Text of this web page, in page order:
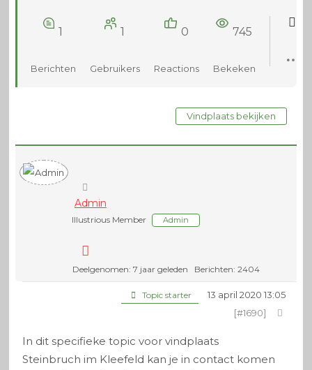
1
Berichten
1
Gebruikers
0
Reactions
745
Bekeken
Vindplaats bekijken
Admin
Illustrious Member Admin
Deelgenomen: 7 jaar geleden Berichten: 2404
Topic starter
13 april 2020 13:05
[#1690]
In dit specifieke topic voor vindplaats
Steinbruch im Kleefeld kan je in contact komen